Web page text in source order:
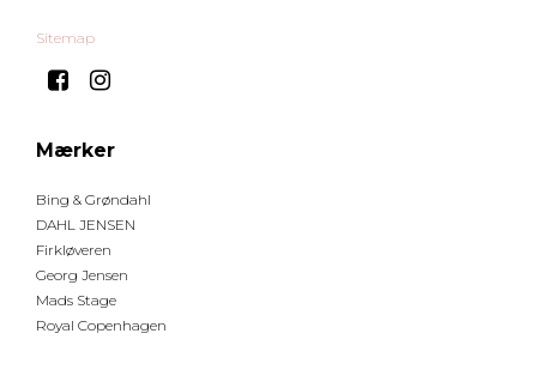
Sitemap
Mærker
Bing & Grøndahl
DAHL JENSEN
Firkløveren
Georg Jensen
Mads Stage
Royal Copenhagen